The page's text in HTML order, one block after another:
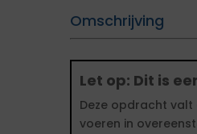
Omschrijving
Let op: Dit is
Deze opdracht valt
voeren in